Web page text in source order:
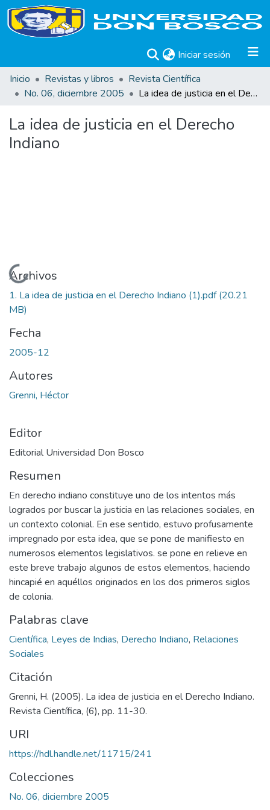
Iniciar sesión (current)
Inicio
Revistas y libros
Revista Científica
No. 06, diciembre 2005
La idea de justicia en el Derecho Indiano
La idea de justicia en el Derecho
Indiano
Cargando...
Archivos
1. La idea de justicia en el Derecho Indiano (1).pdf(20.21
MB)
Fecha
2005-12
Autores
Grenni, Héctor
Editor
Editorial Universidad Don Bosco
Resumen
En derecho indiano constituye uno de los intentos más
logrados por buscar la justicia en las relaciones sociales, en
un contexto colonial. En ese sentido, estuvo profusamente
impregnado por esta idea, que se pone de manifiesto en
numerosos elementos legislativos. se pone en relieve en
este breve trabajo algunos de estos elementos, haciendo
hincapié en aquéllos originados en los dos primeros siglos
de colonia.
Palabras clave
Científica, Leyes de Indias, Derecho Indiano, Relaciones
Sociales
Citación
Grenni, H. (2005). La idea de justicia en el Derecho Indiano.
Revista Científica, (6), pp. 11-30.
URI
https://hdl.handle.net/11715/241
Colecciones
No. 06, diciembre 2005